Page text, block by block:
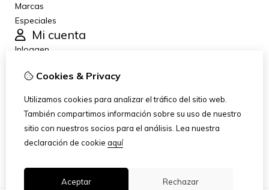
Marcas
Especiales
Mi cuenta
Inloggen
Lista de deseos
Servicio al Cliente
Cookies & Privacy
Utilizamos cookies para analizar el tráfico del sitio web.
También compartimos información sobre su uso de nuestro
sitio con nuestros socios para el análisis. Lea nuestra
declaración de cookie aquí
Aceptar Rechazar